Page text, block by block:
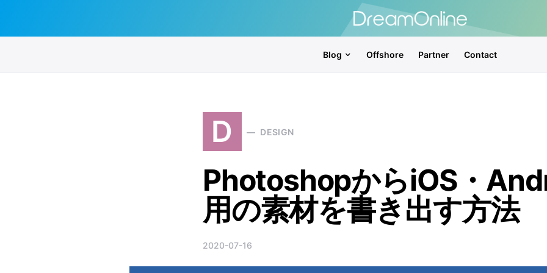
Blog Offshore Partner Contact
D DESIGN
PhotoshopからiOS・
用の素材を書き出す方法
2020-07-16